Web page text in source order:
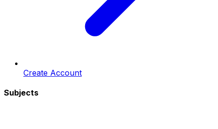
Create Account
Subjects